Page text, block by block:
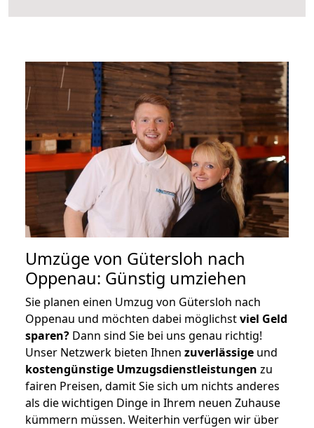
Umzüge von Gütersloh nach
Oppenau: Günstig umziehen
Sie planen einen Umzug von Gütersloh nach
Oppenau und möchten dabei möglichstviel Geld
sparen? Dann sind Sie bei uns genau richtig!
Unser Netzwerk bieten Ihnen zuverlässige und
kostengünstige Umzugsdienstleistungen zu
fairen Preisen, damit Sie sich um nichts anderes
als die wichtigen Dinge in Ihrem neuen Zuhause
kümmern müssen. Weiterhin verfügen wir über